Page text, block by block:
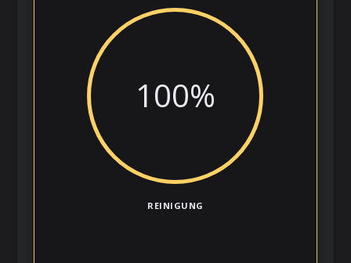
100%
REINIGUNG